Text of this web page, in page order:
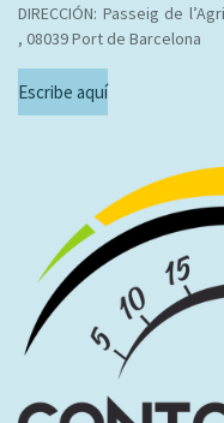
DIRECCIÓN: Passeig de
, 08039 Port de Barcelona
Escribe aquí